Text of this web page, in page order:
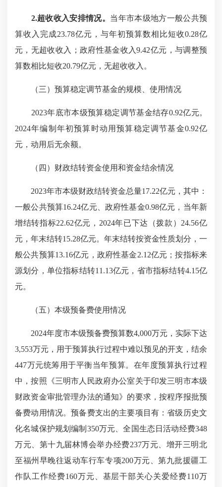
2.超收收入安排情况。 当年市本级地方一般公共预
算收入完成23.78亿元，与年初预算数相比短收0.28亿
元，无超收收入；政府性基金收入9.42亿元，与调整预
算数相比短收20.79亿元，无超收收入。
（三）预算稳定调节基金的规模、使用情况
2023年底市本级预算稳定调节基金结存0.92亿元。
2024年编制年初预算时动用预算稳定调节基金0.92亿
元，动用后无余额。
（四）财政结转资金使用和资金结余情况
2023年市本级财政结转资金总量17.22亿元，其中：
一般公共预算16.24亿元、政府性基金0.98亿元，当年新
增结转指标22.62亿元，2024年已下达（拨款）24.56亿
元，年末结转15.28亿元。年末结转按资金性质划分，一
般公共预算13.16亿元，政府性基金2.12亿元；按指标来
源划分，单位指标结转11.13亿元，省市指标结转4.15亿
元。
（五）本级预备费使用情况
2024年度市本级预备费预算数4,000万元，实际下达
3,553万元，用于预算执行过程中难以预见的开支，结余
447万元统筹用于平衡当年预算。在年度预算执行过程
中，按照《三明市人民政府办公室关于印发三明市本级
财政资金审批管理办法的通知》的要求，按程序报批预
备费动用情况。预备费支出的主要项目有：省级历史文
化名城保护规划编制350万元、全国生态日活动经费348
万元、第十九届林博会举办经费237万元、增开三明北
至福州早晚往返动车行车专项200万元、第九批援疆工
作队工作经费160万元、基层干部关心关爱经费110万